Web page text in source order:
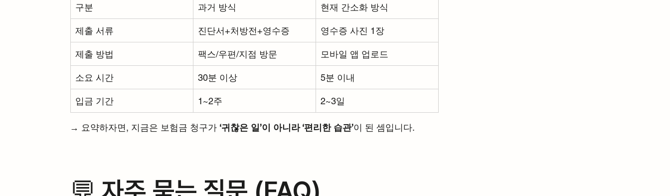
구분 과거 방식 현재 간소화 방식
제출 서류 진단서+처방전+영수증 영수증 사진 1장
제출 방법 팩스/우편/지점 방문 모바일 앱 업로드
소요 시간 30분 이상 5분 이내
입금 기간 1~2주 2~3일
→ 요약하자면, 지금은 보험금 청구가 ‘귀찮은 일’이 아니라 ‘편리한 습관’이 된 셈입니다.